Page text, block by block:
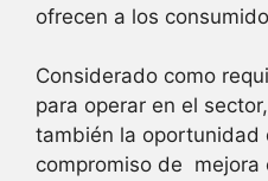
ofrecen a los
Considerado como
para operar en el
también la oportunidad
compromiso de mejora